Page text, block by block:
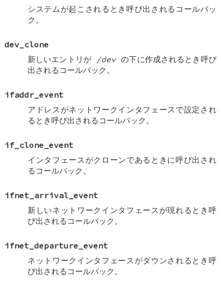
システムが起こされるとき呼び出されるコールバッ
ク。
dev_clone
新しいエントリが /devの下に作成されるとき呼び
出されるコールバック。
ifaddr_event
アドレスがネットワークインタフェースで設定され
るとき呼び出されるコールバック。
if_clone_event
インタフェースがクローンであるときに呼び出され
るコールバック。
ifnet_arrival_event
新しいネットワークインタフェースが現れるとき呼
び出されるコールバック。
ifnet_departure_event
ネットワークインタフェースがダウンされるとき呼
び出されるコールバック。